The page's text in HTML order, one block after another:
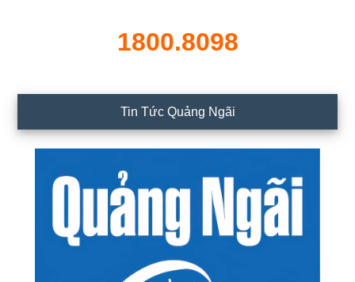
1800.8098
Tin Tức Quảng Ngãi